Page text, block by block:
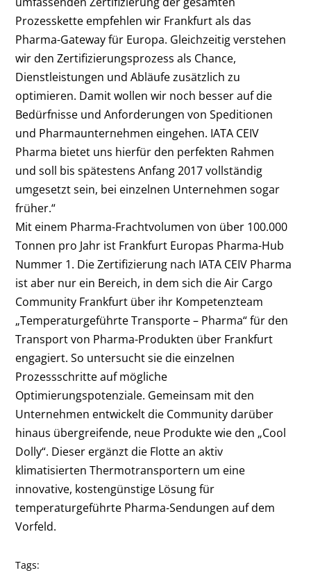
Prozesskette empfehlen wir Frankfurt als das
Pharma-Gateway für Europa. Gleichzeitig verstehen
wir den Zertifizierungsprozess als Chance,
Dienstleistungen und Abläufe zusätzlich zu
optimieren. Damit wollen wir noch besser auf die
Bedürfnisse und Anforderungen von Speditionen
und Pharmaunternehmen eingehen. IATA CEIV
Pharma bietet uns hierfür den perfekten Rahmen
und soll bis spätestens Anfang 2017 vollständig
umgesetzt sein, bei einzelnen Unternehmen sogar
früher.“
Mit einem Pharma-Frachtvolumen von über 100.000
Tonnen pro Jahr ist Frankfurt Europas Pharma-Hub
Nummer 1. Die Zertifizierung nach IATA CEIV Pharma
ist aber nur ein Bereich, in dem sich die Air Cargo
Community Frankfurt über ihr Kompetenzteam
„Temperaturgeführte Transporte – Pharma“ für den
Transport von Pharma-Produkten über Frankfurt
engagiert. So untersucht sie die einzelnen
Prozessschritte auf mögliche
Optimierungspotenziale. Gemeinsam mit den
Unternehmen entwickelt die Community darüber
hinaus übergreifende, neue Produkte wie den „Cool
Dolly“. Dieser ergänzt die Flotte an aktiv
klimatisierten Thermotransportern um eine
innovative, kostengünstige Lösung für
temperaturgeführte Pharma-Sendungen auf dem
Vorfeld.
Tags: